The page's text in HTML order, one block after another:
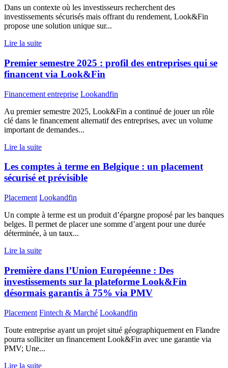
Dans un contexte où les investisseurs recherchent des
investissements sécurisés mais offrant du rendement, Look&Fin
propose une solution unique sur...
Lire la suite
Premier semestre 2025 : profil des entreprises qui se
financent via Look&Fin
Financement entreprise Lookandfin
Au premier semestre 2025, Look&Fin a continué de jouer un rôle
clé dans le financement alternatif des entreprises, avec un volume
important de demandes...
Lire la suite
Les comptes à terme en Belgique : un placement
sécurisé et prévisible
Placement Lookandfin
Un compte à terme est un produit d’épargne proposé par les banques
belges. Il permet de placer une somme d’argent pour une durée
déterminée, à un taux...
Lire la suite
Première dans l’Union Européenne : Des
investissements sur la plateforme Look&Fin
désormais garantis à 75% via PMV
Placement Fintech & Marché Lookandfin
Toute entreprise ayant un projet situé géographiquement en Flandre
pourra solliciter un financement Look&Fin avec une garantie via
PMV; Une...
Lire la suite